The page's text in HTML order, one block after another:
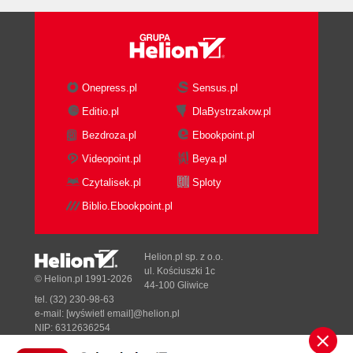
Rozdział 6. Sortowanie - proste algorytmy (151)
Podstawy sortowania (152)
Komparatory (153)
Operacje komparatora (153)
Interfejs komparatora (154)
Niektóre komparatory standardowe (154)
Sortowanie bąbelkowe (159)
Interfejs ListSorter (161)
Sortowanie przez wybieranie (165)
Sortowanie przez wstawianie (170)
Stabilność sortowania (173)
Porównanie prostych algorytmów sortowania
(175)
Onepress.pl
Sensus.pl
Editio.pl
DlaBystrzakow.pl
Bezdroza.pl
Ebookpoint.pl
Videopoint.pl
Beya.pl
Czytalisek.pl
Sploty
Biblio.Ebookpoint.pl
© Helion.pl 1991-2026
Helion.pl sp. z o.o.
ul. Kościuszki 1c
44-100 Gliwice
tel. (32) 230-98-63
e-mail: [wyświetl email]@helion.pl
NIP: 6312636254